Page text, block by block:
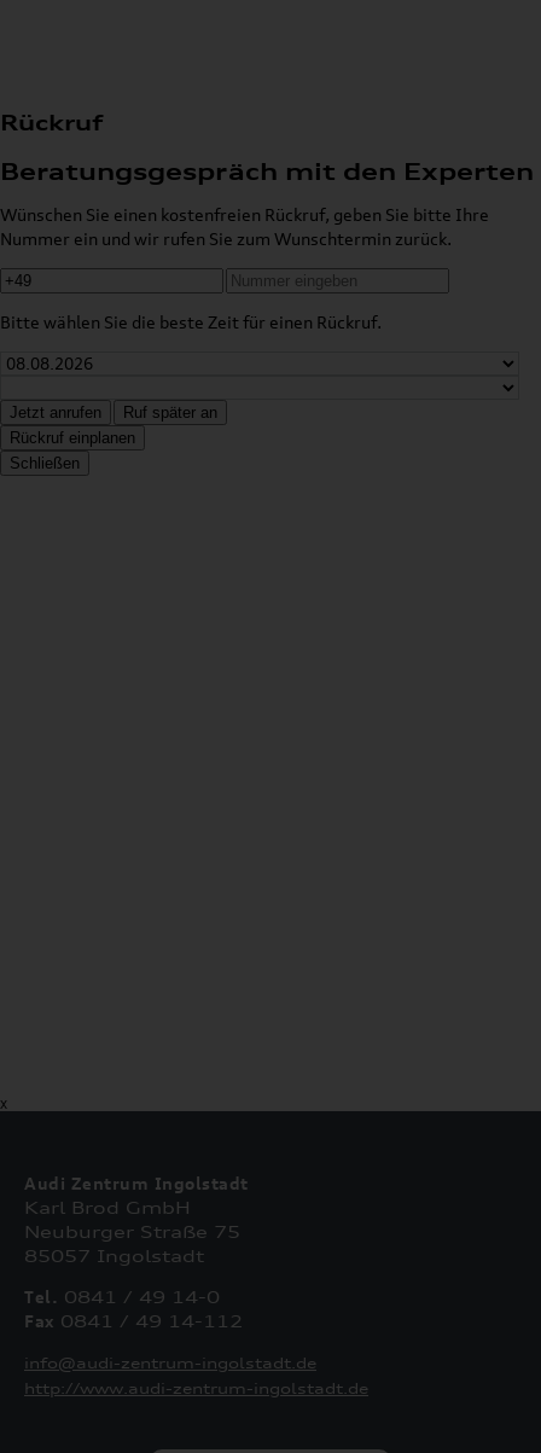
Rückruf
Beratungsgespräch mit den Experten
Wünschen Sie einen kostenfreien Rückruf, geben Sie bitte Ihre
Nummer ein und wir rufen Sie zum Wunschtermin zurück.
Bitte wählen Sie die beste Zeit für einen Rückruf.
Jetzt anrufen
Ruf später an
Rückruf einplanen
Schließen
X
Audi Zentrum Ingolstadt
Karl Brod GmbH
Neuburger Straße 75
85057 Ingolstadt
Tel. 0841 / 49 14-0
Fax 0841 / 49 14-112
info@audi-zentrum-ingolstadt.de
http://www.audi-zentrum-ingolstadt.de